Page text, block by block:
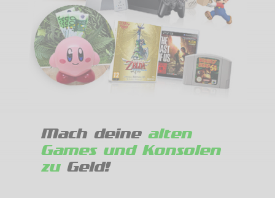
Mach deine alten
Games und Konsolen
zuGeld!